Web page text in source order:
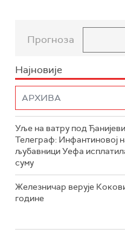
Прогноза
Најновије
Уље на ватру под
Телеграф: Инфантиновој
љубавници Уефа
суму
Железничар верује
године